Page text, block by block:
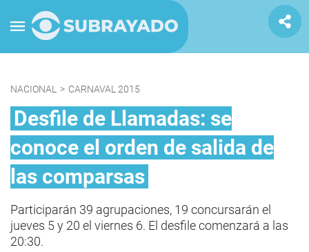
NACIONAL > CARNAVAL 2015
Desfile de Llamadas: se
conoce el orden de salida de
las comparsas
Participarán 39 agrupaciones, 19 concursarán el
jueves 5 y 20 el viernes 6. El desfile comenzará a las
20:30.